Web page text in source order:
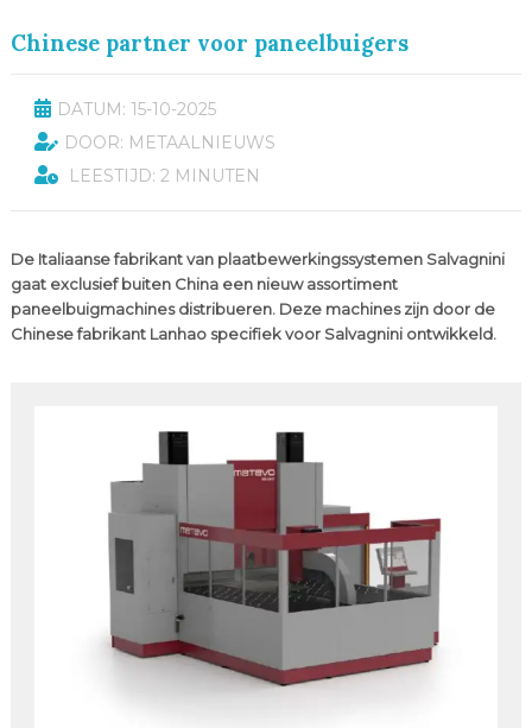
Chinese partner voor paneelbuigers
DATUM: 15-10-2025
DOOR: METAALNIEUWS
LEESTIJD: 2 MINUTEN
De Italiaanse fabrikant van plaatbewerkingssystemen Salvagnini
gaat exclusief buiten China een nieuw assortiment
paneelbuigmachines distribueren. Deze machines zijn door de
Chinese fabrikant Lanhao specifiek voor Salvagnini ontwikkeld.